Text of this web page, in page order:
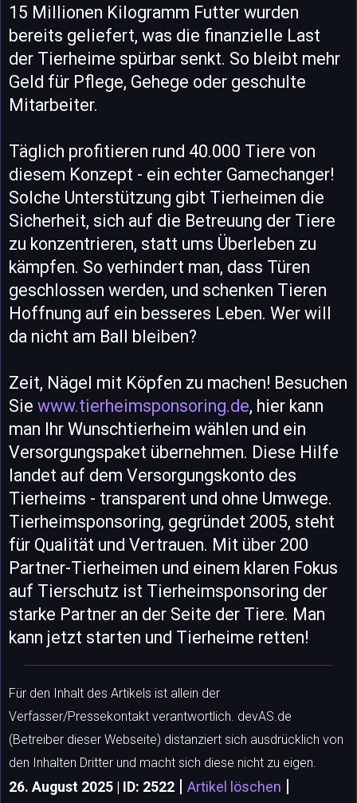
15 Millionen Kilogramm Futter wurden
bereits geliefert, was die finanzielle Last
der Tierheime spürbar senkt. So bleibt mehr
Geld für Pflege, Gehege oder geschulte
Mitarbeiter.
Täglich profitieren rund 40.000 Tiere von
diesem Konzept - ein echter Gamechanger!
Solche Unterstützung gibt Tierheimen die
Sicherheit, sich auf die Betreuung der Tiere
zu konzentrieren, statt ums Überleben zu
kämpfen. So verhindert man, dass Türen
geschlossen werden, und schenken Tieren
Hoffnung auf ein besseres Leben. Wer will
da nicht am Ball bleiben?
Zeit, Nägel mit Köpfen zu machen! Besuchen
Sie www.tierheimsponsoring.de, hier kann
man Ihr Wunschtierheim wählen und ein
Versorgungspaket übernehmen. Diese Hilfe
landet auf dem Versorgungskonto des
Tierheims - transparent und ohne Umwege.
Tierheimsponsoring, gegründet 2005, steht
für Qualität und Vertrauen. Mit über 200
Partner-Tierheimen und einem klaren Fokus
auf Tierschutz ist Tierheimsponsoring der
starke Partner an der Seite der Tiere. Man
kann jetzt starten und Tierheime retten!
Für den Inhalt des Artikels ist allein der
Verfasser/Pressekontakt verantwortlich. devAS.de
(Betreiber dieser Webseite) distanziert sich ausdrücklich von
den Inhalten Dritter und macht sich diese nicht zu eigen.
26. August 2025 | ID: 2522 | Artikel löschen |